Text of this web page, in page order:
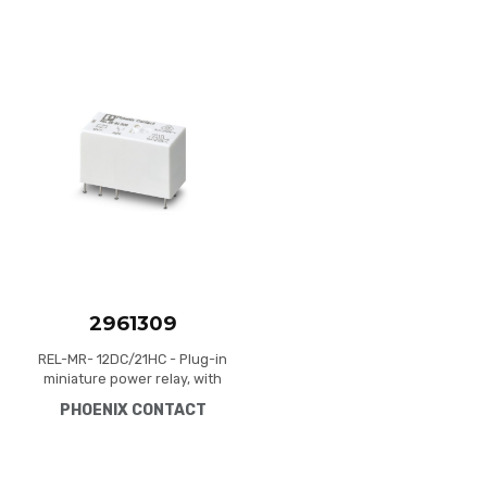
2961309
REL-MR- 12DC/21HC - Plug-in
miniature power relay, with
continuous currents, 1
PHOENIX CONTACT